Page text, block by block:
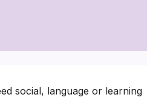
social, language or learning